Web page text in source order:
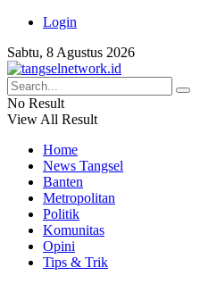
Login
Sabtu, 8 Agustus 2026
No Result
View All Result
Home
News Tangsel
Banten
Metropolitan
Politik
Komunitas
Opini
Tips & Trik